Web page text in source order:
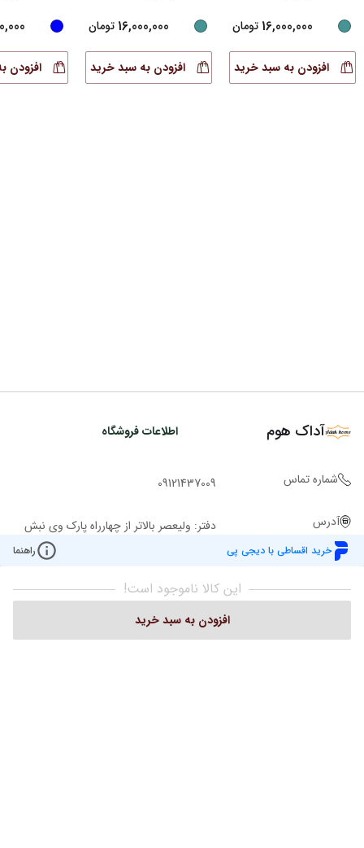
16,000,000 تومان
افزودن به سبد خرید
16,000,000 تومان
افزودن به سبد خرید افزودن
خرید اقساطی با دیجی پی راهنما
این کالا ناموجود است!
افزودن به سبد خرید
آداک هوم اطلاعات فروشگاه
شماره تماس 09121437009
آدرس
دفتر: ولیعصر بالاتر از چهارراه پارک وی نبش
کوچه ملاح ساختمان روشن پ 2943 ط 1